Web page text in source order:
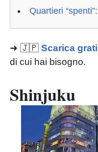
Quartieri “spenti”:
➜ 🇯🇵 Scarica
di cui hai bisogno.
Shinjuku